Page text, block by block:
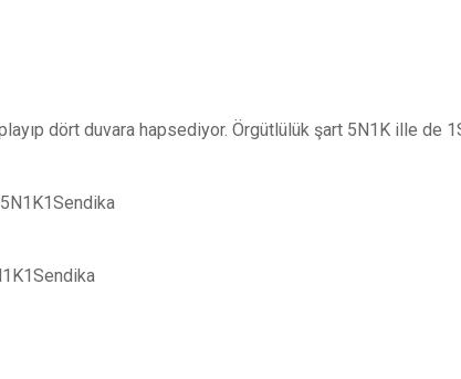
dört duvara hapsediyor. Örgütlülük şart 5N1K ille de